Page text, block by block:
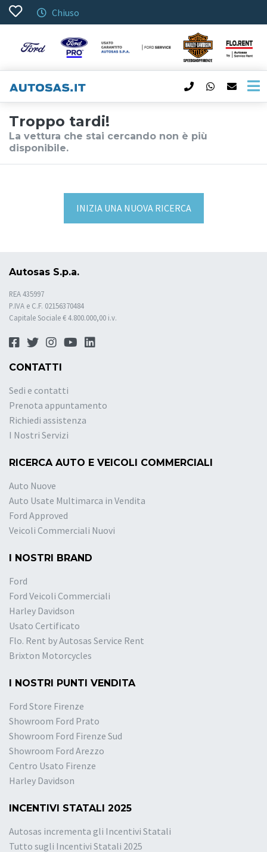
Chiuso
Troppo tardi!
La vettura che stai cercando non è più
disponibile.
INIZIA UNA NUOVA RICERCA
Autosas S.p.a.
REA 435997
P.IVA e C.F. 02156370484
Capitale Sociale € 4.800.000,00 i.v.
CONTATTI
Sedi e contatti
Prenota appuntamento
Richiedi assistenza
I Nostri Servizi
RICERCA AUTO E VEICOLI COMMERCIALI
Auto Nuove
Auto Usate Multimarca in Vendita
Ford Approved
Veicoli Commerciali Nuovi
I NOSTRI BRAND
Ford
Ford Veicoli Commerciali
Harley Davidson
Usato Certificato
Flo. Rent by Autosas Service Rent
Brixton Motorcycles
I NOSTRI PUNTI VENDITA
Ford Store Firenze
Showroom Ford Prato
Showroom Ford Firenze Sud
Showroom Ford Arezzo
Centro Usato Firenze
Harley Davidson
INCENTIVI STATALI 2025
Autosas incrementa gli Incentivi Statali
Tutto sugli Incentivi Statali 2025